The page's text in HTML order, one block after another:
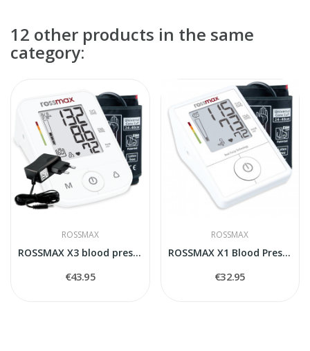
12 other products in the same
category:
ROSSMAX
ROSSMAX X3 blood pressure monitor
€43.95
ROSSMAX
ROSSMAX X1 Blood Pressure Monitor
€32.95